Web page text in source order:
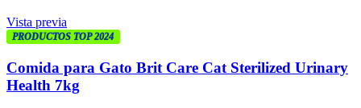
Vista previa
PRODUCTOS TOP 2024
Comida para Gato Brit Care Cat Sterilized Urinary
Health 7kg